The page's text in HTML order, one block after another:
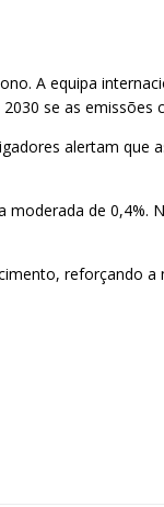
A equipa
se as
alertam que
moderada de 0,4%.
reforçando a